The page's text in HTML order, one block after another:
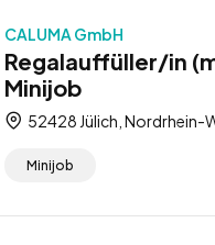
CALUMA GmbH
Regalauffüller/in
Minijob
52428 Jülich, Nordrhein-
Minijob